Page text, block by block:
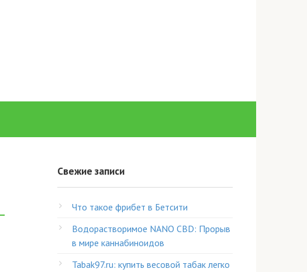
Свежие записи
Что такое фрибет в Бетсити
Водорастворимое NANO CBD: Прорыв
в мире каннабиноидов
Tabak97.ru: купить весовой табак легко